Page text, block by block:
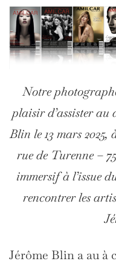
Notre
plaisir d’assister au
Blin le 13 mars
rue de Turenne –
immersif à l’issue
rencontrer les
Jérôme Blin a au à